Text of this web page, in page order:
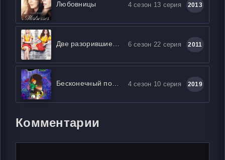
Любовницы 4 сезон 13 серия 2013
Две разорившиеся девочки / Две девицы на мели 6 сезон 22 серия 2011
Бесконечный поезд 4 сезон 10 серия 2019
Комментарии